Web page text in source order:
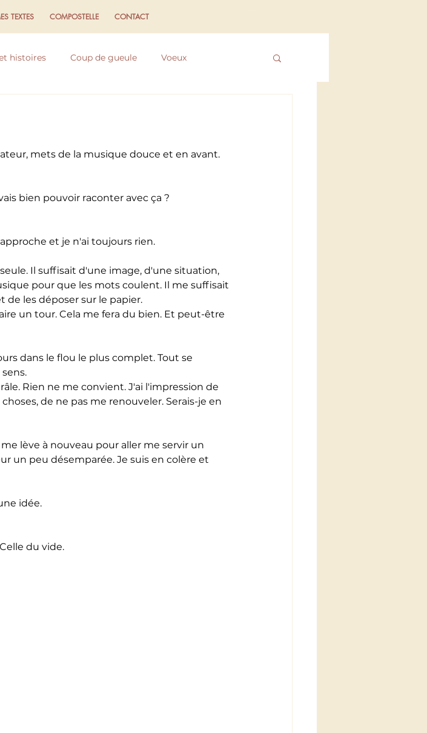
TEXTES COMPOSTELLE CONTACT
histoires Coup de gueule Voeux
mets de la musique douce et en avant.
bien pouvoir raconter avec ça ?
et je n'ai toujours rien.
Il suffisait d'une image, d'une situation,
pour que les mots coulent. Il me suffisait
les déposer sur le papier.
un tour. Cela me fera du bien. Et peut-être
dans le flou le plus complet. Tout se
Rien ne me convient. J'ai l'impression de
de ne pas me renouveler. Serais-je en
lève à nouveau pour aller me servir un
un peu désemparée. Je suis en colère et
idée.
du vide.